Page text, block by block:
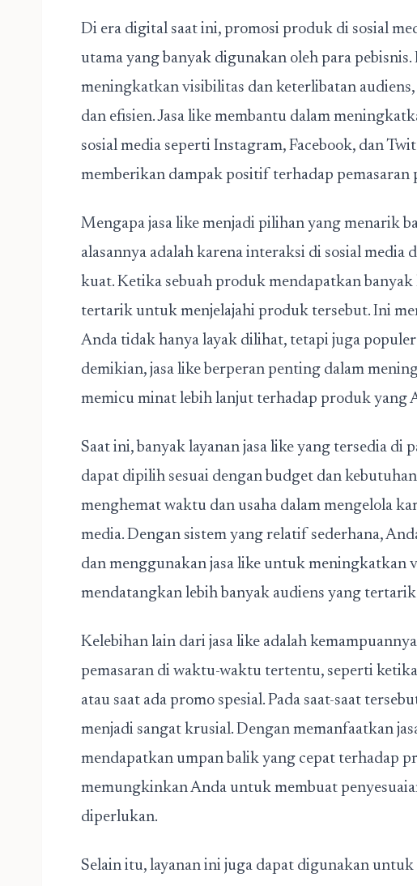
Di era digital saat ini, promosi produk di sosial
utama yang banyak digunakan oleh para
meningkatkan visibilitas dan keterlibatan audiens,
dan efisien. Jasa like membantu dalam
sosial media seperti Instagram, Facebook, dan
memberikan dampak positif terhadap pemasaran
Mengapa jasa like menjadi pilihan yang menarik
alasannya adalah karena interaksi di sosial media
kuat. Ketika sebuah produk mendapatkan
tertarik untuk menjelajahi produk tersebut. Ini
Anda tidak hanya layak dilihat, tetapi juga
demikian, jasa like berperan penting dalam
memicu minat lebih lanjut terhadap produk yang
Saat ini, banyak layanan jasa like yang tersedia di
dapat dipilih sesuai dengan budget dan
menghemat waktu dan usaha dalam mengelola
media. Dengan sistem yang relatif sederhana,
dan menggunakan jasa like untuk meningkatkan
mendatangkan lebih banyak audiens yang
Kelebihan lain dari jasa like adalah
pemasaran di waktu-waktu tertentu, seperti
atau saat ada promo spesial. Pada saat-saat
menjadi sangat krusial. Dengan memanfaatkan
mendapatkan umpan balik yang cepat terhadap
memungkinkan Anda untuk membuat
diperlukan.
Selain itu, layanan ini juga dapat digunakan